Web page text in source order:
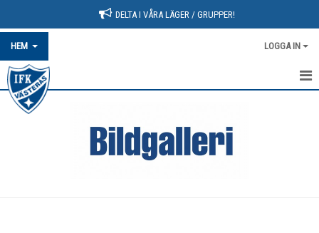
DELTA I VÅRA LÄGER / GRUPPER!
HEM LOGGA IN
HEM